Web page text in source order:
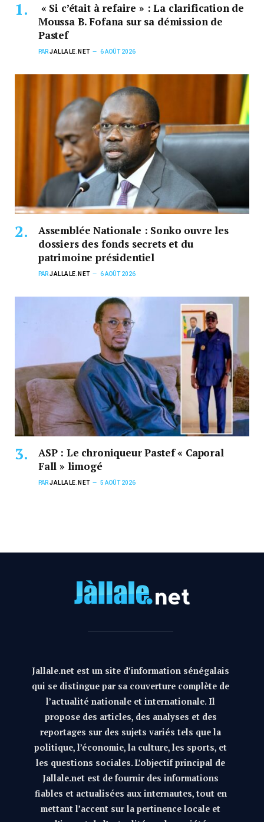
« Si c’était à refaire » : La clarification de
Moussa B. Fofana sur sa démission de
Pastef
PARJALLALE.NET 6 AOÛT 2026
Assemblée Nationale : Sonko ouvre les
dossiers des fonds secrets et du
patrimoine présidentiel
PARJALLALE.NET 6 AOÛT 2026
ASP : Le chroniqueur Pastef « Caporal
Fall » limogé
PARJALLALE.NET 5 AOÛT 2026
Jallale.net est un site d’information sénégalais
qui se distingue par sa couverture complète de
l’actualité nationale et internationale. Il
propose des articles, des analyses et des
reportages sur des sujets variés tels que la
politique, l’économie, la culture, les sports, et
les questions sociales. L’objectif principal de
Jallale.net est de fournir des informations
fiables et actualisées aux internautes, tout en
mettant l’accent sur la pertinence locale et